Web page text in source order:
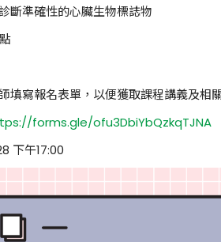
斷準確性的心臟生物標誌物
填寫報名表單，以便獲取課程講義及相
forms.gle/ofu3DbiYbQzkqTJNA
下午17:00